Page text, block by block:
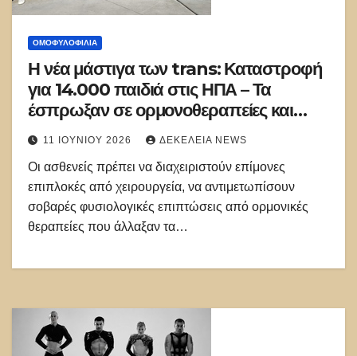
ΟΜΟΦΥΛΟΦΙΛΊΑ
Η νέα μάστιγα των trans: Καταστροφή
για 14.000 παιδιά στις ΗΠΑ – Τα
έσπρωξαν σε ορμονοθεραπείες και
τελικά μετάνιωσαν την αλλαγή φύλου
11 ΙΟΥΝΊΟΥ 2026 ΔΕΚΈΛΕΙΑ NEWS
Οι ασθενείς πρέπει να διαχειριστούν επίμονες
επιπλοκές από χειρουργεία, να αντιμετωπίσουν
σοβαρές φυσιολογικές επιπτώσεις από ορμονικές
θεραπείες που άλλαξαν τα…